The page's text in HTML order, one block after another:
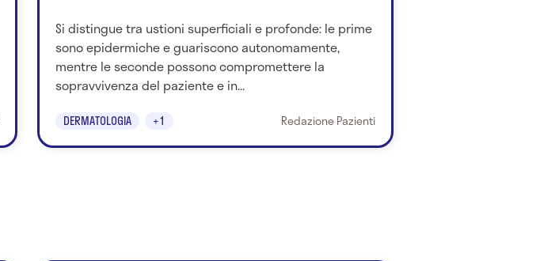
Si distingue tra ustioni superficiali e profonde: le prime
sono epidermiche e guariscono autonomamente,
mentre le seconde possono compromettere la
sopravvivenza del paziente e in...
DERMATOLOGIA +1 Redazione Pazienti